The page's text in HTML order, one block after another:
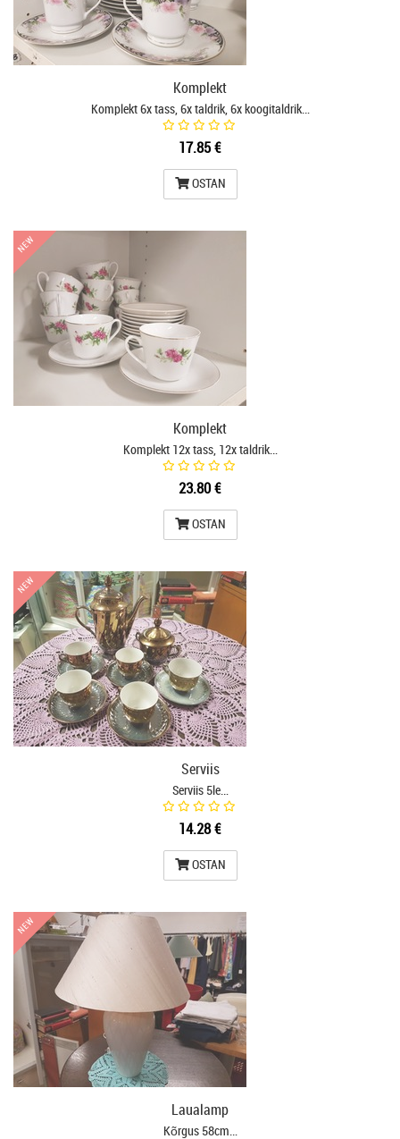
Komplekt
Komplekt 6x tass, 6x taldrik, 6x koogitaldrik…
17.85 €
OSTAN
NEW
NEW
Komplekt
Komplekt 12x tass, 12x taldrik…
23.80 €
OSTAN
NEW
NEW
Serviis
Serviis 5le…
14.28 €
OSTAN
NEW
NEW
Laualamp
Kõrgus 58cm…